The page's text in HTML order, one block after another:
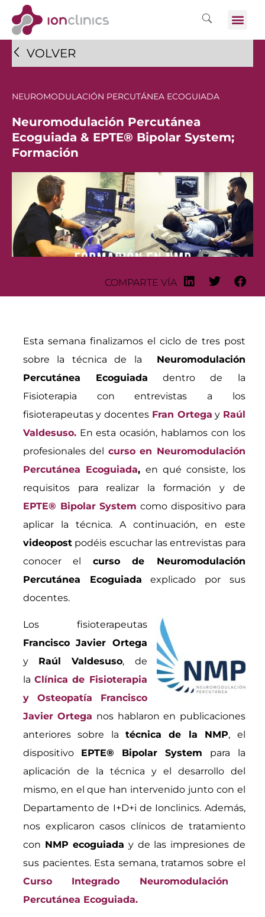
VOLVER
NEUROMODULACIÓN PERCUTÁNEA ECOGUIADA
Neuromodulación Percutánea
Ecoguiada & EPTE® Bipolar System;
Formación
COMPARTE VÍA
Esta semana finalizamos el ciclo de tres post
sobre la técnica de la Neuromodulación
Percutánea Ecoguiada dentro de la
Fisioterapia con entrevistas a los
fisioterapeutas y docentesFran Ortega y Raúl
Valdesuso.En esta ocasión, hablamos con los
profesionales del curso en Neuromodulación
Percutánea Ecoguiada, en qué consiste, los
requisitos para realizar la formación y de
EPTE® Bipolar System como dispositivo para
aplicar la técnica. A continuación, en este
videopostpodéis escuchar las entrevistas para
conocer el curso de Neuromodulación
Percutánea Ecoguiada explicado por sus
docentes.
Los fisioterapeutas
Francisco Javier Ortega
y Raúl Valdesuso, de
laClínica de Fisioterapia
y Osteopatía Francisco
Javier Ortega nos hablaron en publicaciones
anteriores sobre latécnica de la NMP, el
dispositivo EPTE® Bipolar System para la
aplicación de la técnica y el desarrollo del
mismo, en el que han intervenido junto con el
Departamento de I+D+i de Ionclinics. Además,
nos explicaron casos clínicos de tratamiento
con NMP ecoguiada y de las impresiones de
sus pacientes. Esta semana, tratamos sobre el
Curso Integrado Neuromodulación
Percutánea Ecoguiada.